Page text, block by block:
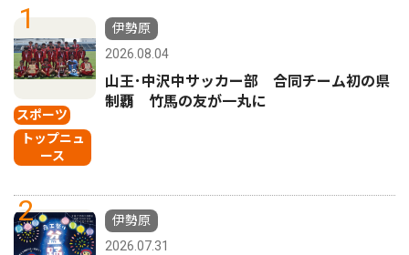
1
スポーツ
トップニュ
ース
伊勢原
2026.08.04
山王･中沢中サッカー部 合同チーム初の県
制覇 竹馬の友が一丸に
2
伊勢原
2026.07.31